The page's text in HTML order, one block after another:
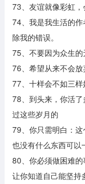
73、友谊就像彩虹，
74、我是我生活的
除我的错误。
75、不要因为众生的
76、希望从来不会
77、十样会不如三样
78、到头来，你活
过这些岁月的
79、你只需明白：这
也没有什么东西可以
80、你必须做困难的
让你知道自己能坚持